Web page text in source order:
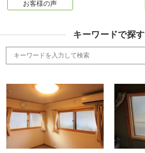
お客様の声
キーワードで探す